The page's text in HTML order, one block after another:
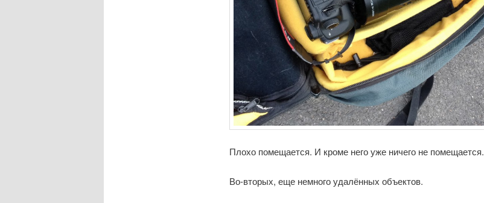
Плохо помещается. И кроме него уже ничего не помещается.
Во-вторых, еще немного удалённых объектов.